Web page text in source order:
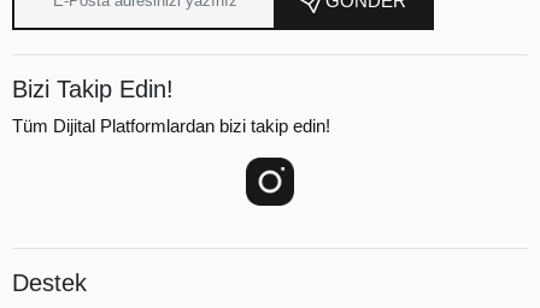
Bizi Takip Edin!
Tüm Dijital Platformlardan bizi takip edin!
Destek